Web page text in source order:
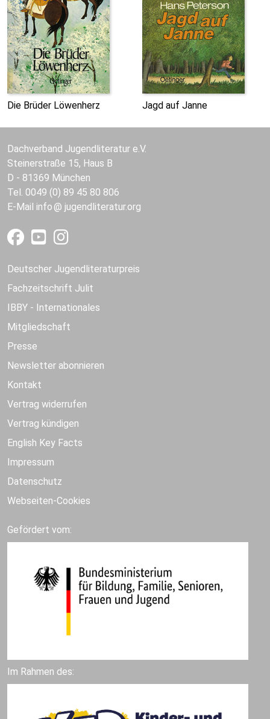
Die Brüder Löwenherz Jagd auf Janne
Dachverband Jugendliteratur e.V.
Steinerstraße 15, Haus B
D - 81369 München
Tel. 0049 (0) 89 45 80 806
E-Mail info jugendliteratur.org
Deutscher Jugendliteraturpreis
Fachzeitschrift Julit
IBBY - Internationales
Mitgliedschaft
Presse
Newsletter abonnieren
Kontakt
Vertrag widerrufen
Vertrag kündigen
English Key Facts
Impressum
Datenschutz
Webseiten-Cookies
Gefördert vom:
Im Rahmen des: